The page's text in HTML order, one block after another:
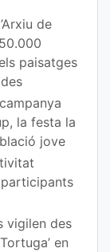
de
paisatges
la festa la
jove
vigilen des
en